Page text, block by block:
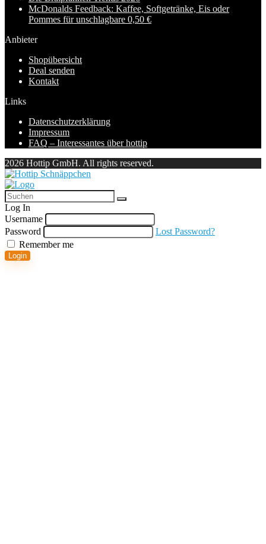
McDonalds Feedback: Kaffee, Softgetränke, Eis oder
Pommes für unschlagbare 0,50 €
Anbieter
Shopübersicht
Deal senden
Kontakt
Links
Datenschutzerklärung
Impressum
FAQ – Interessantes über hottip
2026 Hottip GmbH. All rights reserved.
Log In
Username
Password
Lost Password?
Remember me
Login